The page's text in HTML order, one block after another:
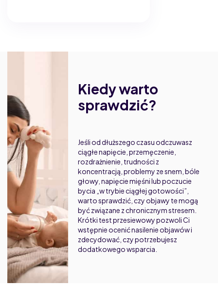
Kiedy warto
sprawdzić?
Jeśli od dłuższego czasu odczuwasz
ciągłe napięcie, przemęczenie,
rozdrażnienie, trudności z
koncentracją, problemy ze snem, bóle
głowy, napięcie mięśni lub poczucie
bycia „w trybie ciągłej gotowości”,
warto sprawdzić, czy objawy te mogą
być związane z chronicznym stresem.
Krótki test przesiewowy pozwoli Ci
wstępnie ocenić nasilenie objawów i
zdecydować, czy potrzebujesz
dodatkowego wsparcia.